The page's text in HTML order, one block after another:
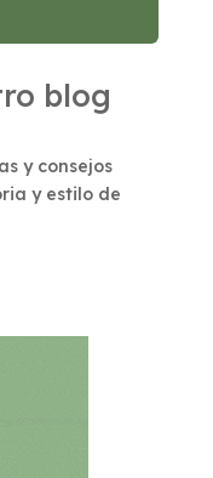
blog
y consejos
y estilo de